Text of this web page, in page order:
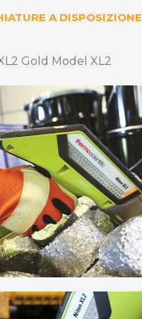
A DISPOSIZIONE
Gold Model XL2